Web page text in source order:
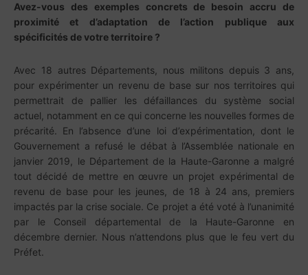
Avez-vous des exemples concrets de besoin accru de
proximité et d’adaptation de l’action publique aux
spécificités de votre territoire ?
Avec 18 autres Départements, nous militons depuis 3 ans,
pour expérimenter un revenu de base sur nos territoires qui
permettrait de pallier les défaillances du système social
actuel, notamment en ce qui concerne les nouvelles formes de
précarité. En l’absence d’une loi d’expérimentation, dont le
Gouvernement a refusé le débat à l’Assemblée nationale en
janvier 2019, le Département de la Haute-Garonne a malgré
tout décidé de mettre en œuvre un projet expérimental de
revenu de base pour les jeunes, de 18 à 24 ans, premiers
impactés par la crise sociale. Ce projet a été voté à l’unanimité
par le Conseil départemental de la Haute-Garonne en
décembre dernier. Nous n’attendons plus que le feu vert du
Préfet.